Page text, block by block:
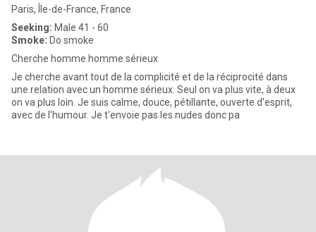
Paris, Île-de-France, France
Seeking: Male 41 - 60
Smoke: Do smoke
Cherche homme homme sérieux
Je cherche avant tout de la complicité et de la réciprocité dans
une relation avec un homme sérieux. Seul on va plus vite, à deux
on va plus loin. Je suis calme, douce, pétillante, ouverte d'esprit,
avec de l'humour. Je t'envoie pas les nudes donc pa